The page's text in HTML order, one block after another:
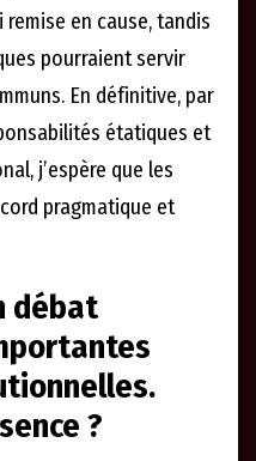
en cause, tandis
pourraient servir
En définitive, par
étatiques et
j’espère que les
pragmatique et
débat
?